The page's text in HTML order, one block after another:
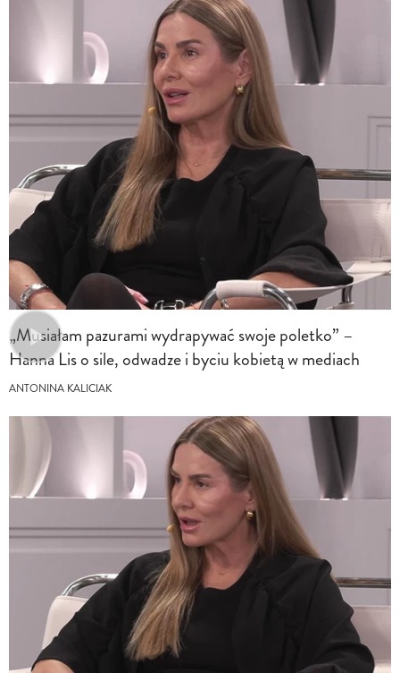
„Musiałam pazurami wydrapywać swoje poletko” –
Hanna Lis o sile, odwadze i byciu kobietą w mediach
ANTONINA KALICIAK